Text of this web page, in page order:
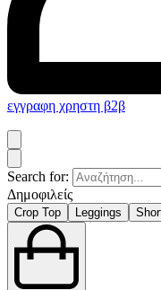
εγγραφη χρηστη β2β
Search for:
Δημοφιλείς
Crop Top Leggings